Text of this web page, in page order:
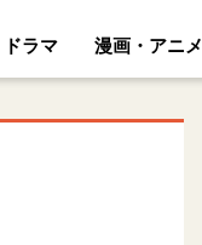
ドラマ 漫画・アニメ